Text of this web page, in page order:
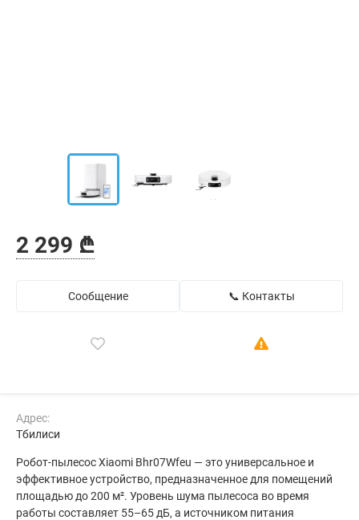
2 299 ₾
Сообщение 📞 Контакты
Адрес:
Тбилиси
Робот-пылесос Xiaomi Bhr07Wfeu — это универсальное и
эффективное устройство, предназначенное для помещений
площадью до 200 м². Уровень шума пылесоса во время
работы составляет 55–65 дБ, а источником питания